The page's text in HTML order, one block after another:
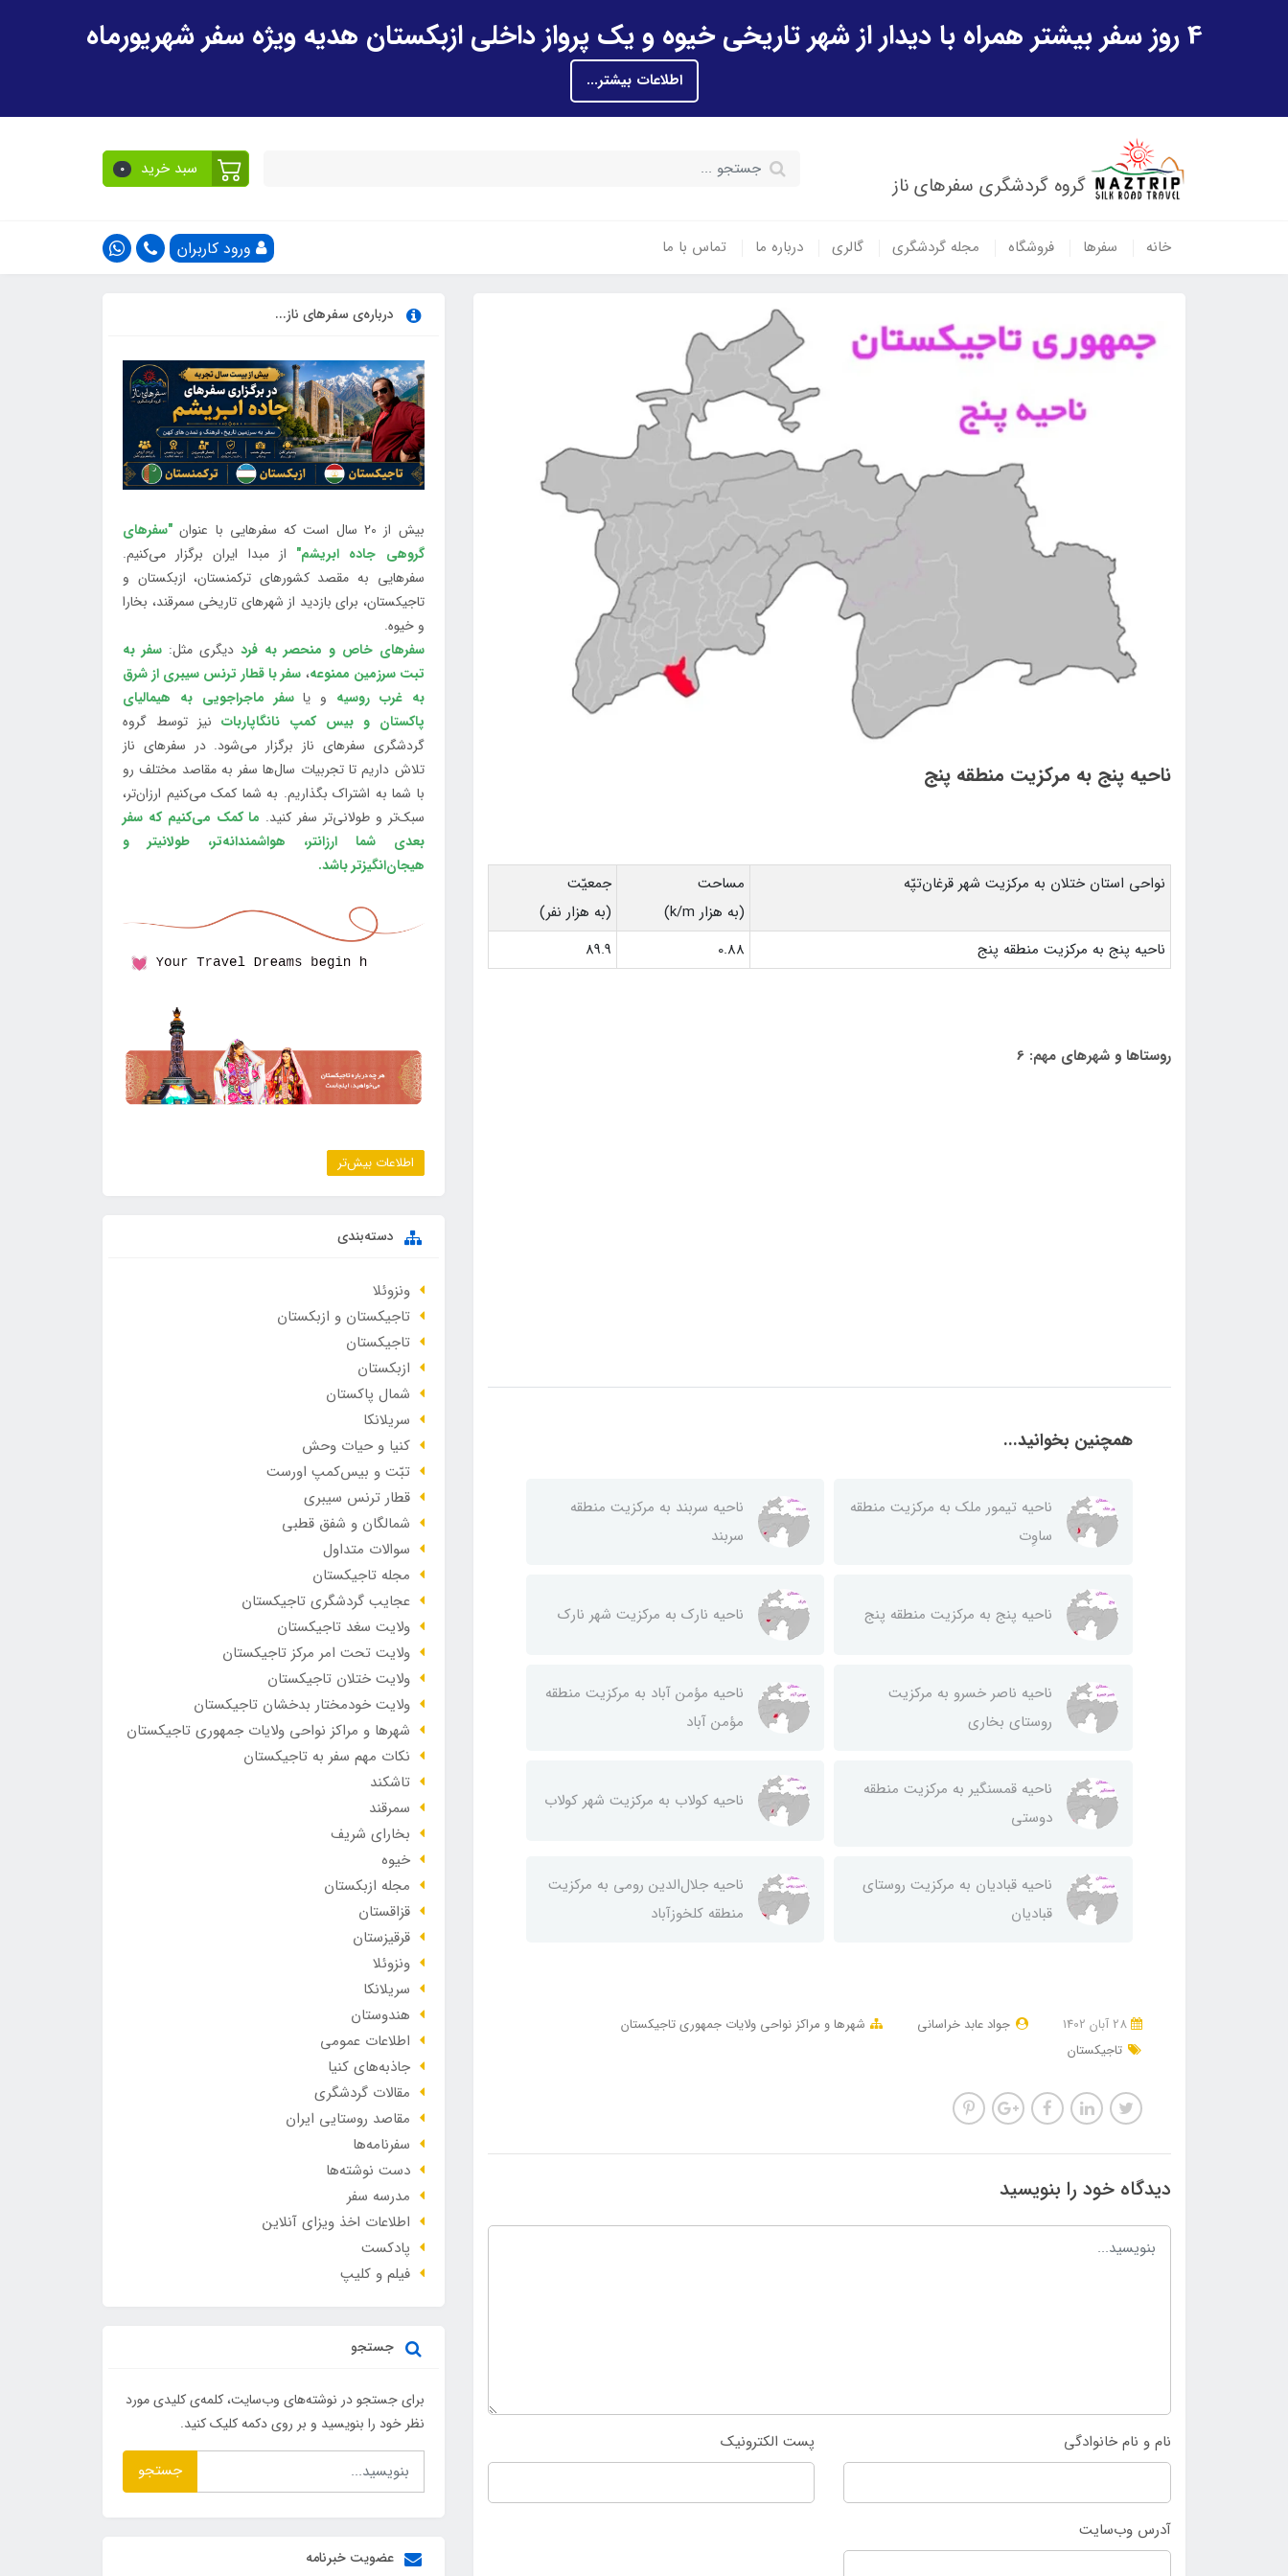
4 روز سفر بیشتر همراه با دیدار از شهر تاریخی خیوه و یک پرواز داخلی ازبکستان هدیه ویژه سفر شهریورماه
اطلاعات بیشتر...
گروه گردشگری سفرهای ناز
سبد خرید 0
خانه سفرها فروشگاه مجله گردشگری گالری درباره ما تماس با ما ورود کاربران
ناحيه پنج به مركزيت منطقه پنج
نواحي استان ختلان به مركزيت شهر قرغان‌تپّه
مساحت
(به هزار k/m)
جمعيّت
(به هزار نفر)
ناحيه پنج به مركزيت منطقه پنج
0.88
89.9
روستاها و شهرهای مهم: 6
همچنین بخوانید...
ناحيه تيمور ملك به مركزيت منطقه
ساوِت
ناحيه سربند به مركزيت منطقه
سربند
ناحيه پنج به مركزيت منطقه پنج ناحيه نارك به مركزيت شهر نارك
ناحيه ناصر خسرو به مركزيت
روستای بخاری
ناحيه مؤمن آباد به مركزيت منطقه
مؤمن آباد
ناحيه قمسنگير به مركزيت منطقه
دوستی
ناحيه كولاب به مركزيت شهر كولاب
ناحيه قباديان به مركزيت روستای
قباديان
ناحيه جلال‌الدين رومی به مركزيت
منطقه كلخوزآباد
جواد عابد خراسانی
شهرها و مراکز نواحی ولایات جمهوری تاجیکستان
تاجیکستان
دیدگاه خود را بنویسید
نام و نام خانوادگی پست الکترونیک
آدرس وب‌سایت
درباره‌ی سفرهای ناز...
بیش از 20 سال است که سفرهایی با عنوان
"سفرهای
گروهی جاده ابریشم" از مبدا ایران برگزار می‌کنیم.
سفرهایی به مقصد کشورهای ترکمنستان، ازبکستان و
تاجیکستان، برای بازدید از شهرهای تاریخی سمرقند، بخارا
و خیوه.
سفرهای خاص و منحصر به فرددیگری مثل:سفر به
تبت سرزمین ممنوعه، سفر با قطار ترنس سیبری از شرق
به غرب روسیه و یاسفر ماجراجویی به هیمالیای
پاکستان و بیس کمپ نانگاپاربات نیز توسط گروه
گردشگری سفرهای ناز برگزار می‌شود. در سفرهای ناز
تلاش داریم تا تجربیات سال‌ها سفر به مقاصد مختلف رو
با شما به اشتراک بگذاریم. به شما کمک می‌کنیم ارزان‌تر،
سبک‌تر و طولانی‌تر سفر کنید. ما کمک می‌کنیم که سفر
بعدی شما ارزانتر، هواشمندانه‌تر، طولانی‎تر و
هیجان‌انگیزتر باشد.
اطلاعات بیش‌تر
دسته‌بندی
ونزوئلا
تاجیکستان و ازبکستان
تاجیکستان
ازبکستان
شمال پاکستان
سریلانکا
کنیا و حیات وحش
تبّت و بیس‌کمپ اورست
قطار ترنس سیبری
شمالگان و شفق قطبی
سوالات متداول
مجله تاجیکستان
عجایب گردشگری تاجیکستان
ولایت سغد تاجیکستان
ولایت تحت امر مرکز تاجیکستان
ولایت ختلان تاجیکستان
ولایت خودمختار بدخشان تاجیکستان
شهرها و مراکز نواحی ولایات جمهوری تاجیکستان
نکات مهم سفر به تاجیکستان
تاشکند
سمرقند
بخارای شریف
خیوه
مجله ازبکستان
قزاقستان
قرقیزستان
ونزوئلا
سریلانکا
هندوستان
اطلاعات عمومی
جاذبه‌های کنیا
مقالات گردشگری
مقاصد روستایی ایران
سفرنامه‌ها
دست نوشته‌ها
مدرسه سفر
اطلاعات اخذ ویزای آنلاین
پادکست
فیلم و کلیپ
جستجو
برای جستجو در نوشته‌های وب‌سایت، کلمه‌ی کلیدی مورد
نظر خود را بنویسید و بر روی دکمه کلیک کنید.
جستجو
عضویت خبرنامه